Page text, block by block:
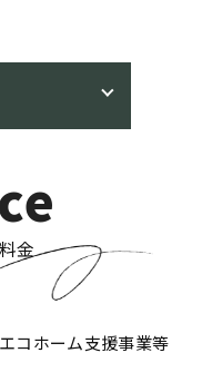
金
コホーム支援事業等